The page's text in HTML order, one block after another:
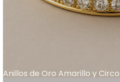
Anillos de Oro Amarillo y